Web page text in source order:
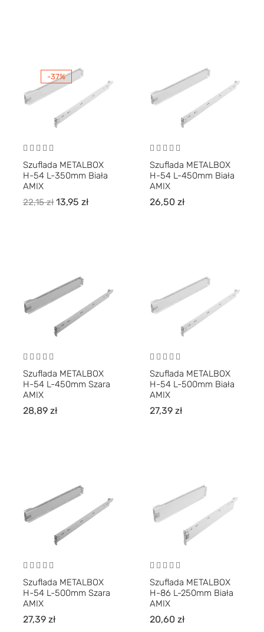
-37%
Szuflada METALBOX
H-54 L-350mm Biała
AMIX
22,15zł 13,95 zł
Szuflada METALBOX
H-54 L-450mm Biała
AMIX
26,50 zł
Szuflada METALBOX
H-54 L-450mm Szara
AMIX
28,89 zł
Szuflada METALBOX
H-54 L-500mm Biała
AMIX
27,39 zł
Szuflada METALBOX
H-54 L-500mm Szara
AMIX
27,39 zł
Szuflada METALBOX
H-86 L-250mm Biała
AMIX
20,60 zł